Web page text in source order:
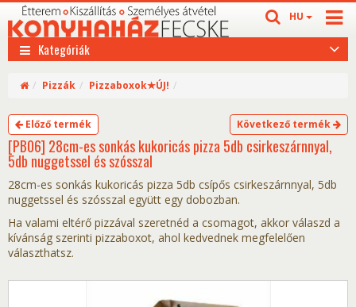
HU
Kategóriák
Pizzák Pizzaboxok★ÚJ!
Előző termék Következő termék
[PB06] 28cm-es sonkás kukoricás pizza 5db csirkeszárnnyal,
5db nuggetssel és szósszal
28cm-es sonkás kukoricás pizza 5db csípős csirkeszárnnyal, 5db
nuggetssel és szósszal együtt egy dobozban.
Ha valami eltérő pizzával szeretnéd a csomagot, akkor válaszd a
kívánság szerinti pizzaboxot, ahol kedvednek megfelelően
választhatsz.